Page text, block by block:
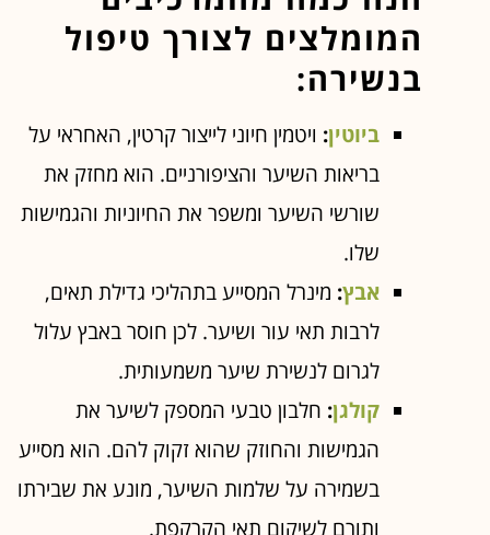
המומלצים לצורך טיפול
בנשירה:
ביוטין: ויטמין חיוני לייצור קרטין, האחראי על
בריאות השיער והציפורניים. הוא מחזק את
שורשי השיער ומשפר את החיוניות והגמישות
שלו.
אבץ: מינרל המסייע בתהליכי גדילת תאים,
לרבות תאי עור ושיער. לכן חוסר באבץ עלול
לגרום לנשירת שיער משמעותית.
קולגן: חלבון טבעי המספק לשיער את
הגמישות והחוזק שהוא זקוק להם. הוא מסייע
בשמירה על שלמות השיער, מונע את שבירתו
ותורם לשיקום תאי הקרקפת.